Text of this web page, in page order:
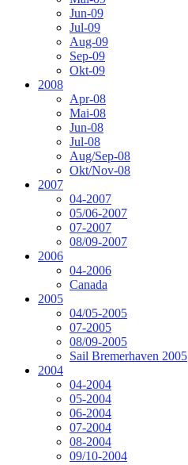
Jun-09
Jul-09
Aug-09
Sep-09
Okt-09
2008
Apr-08
Mai-08
Jun-08
Jul-08
Aug/Sep-08
Okt/Nov-08
2007
04-2007
05/06-2007
07-2007
08/09-2007
2006
04-2006
Canada
2005
04/05-2005
07-2005
08/09-2005
Sail Bremerhaven 2005
2004
04-2004
05-2004
06-2004
07-2004
08-2004
09/10-2004